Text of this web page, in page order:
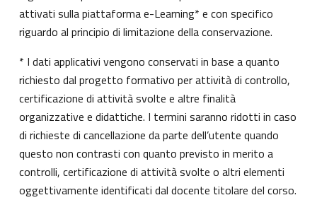
attivati sulla piattaforma e-Learning* e con specifico
riguardo al principio di limitazione della conservazione.
* I dati applicativi vengono conservati in base a quanto
richiesto dal progetto formativo per attività di controllo,
certificazione di attività svolte e altre finalità
organizzative e didattiche. I termini saranno ridotti in caso
di richieste di cancellazione da parte dell’utente quando
questo non contrasti con quanto previsto in merito a
controlli, certificazione di attività svolte o altri elementi
oggettivamente identificati dal docente titolare del corso.